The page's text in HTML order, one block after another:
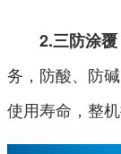
2.三防涂覆
务，防酸、防
使用寿命，整